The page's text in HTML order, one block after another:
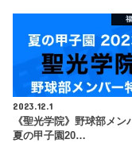
2023.12.1
《聖光学院》野球部メン
夏の甲子園20…